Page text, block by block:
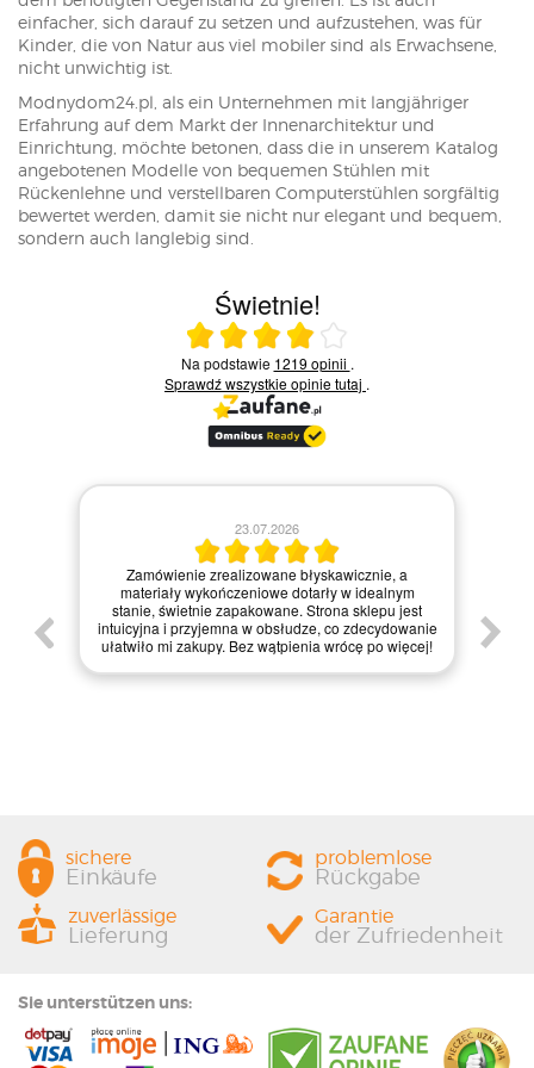
einfacher, sich darauf zu setzen und aufzustehen, was für
Kinder, die von Natur aus viel mobiler sind als Erwachsene,
nicht unwichtig ist.
Modnydom24.pl, als ein Unternehmen mit langjähriger
Erfahrung auf dem Markt der Innenarchitektur und
Einrichtung, möchte betonen, dass die in unserem Katalog
angebotenen Modelle von bequemen Stühlen mit
Rückenlehne und verstellbaren Computerstühlen sorgfältig
bewertet werden, damit sie nicht nur elegant und bequem,
sondern auch langlebig sind.
Świetnie!
Ocena średnia 4 na 5
Na podstawie 1219 opinii .
Sprawdź wszystkie opinietutaj .
zdecydowanie
po więcej!
Zamówienie było proste do zrealizowania, a strona
intuicyjna. Myślę, że mogliby trochę poprawić
szybkość dostawy, ale ogólnie jestem zadowolony z
jakości materiałów i obsługi – zasługują na mocne
cztery gwiazdki!
sichere
Einkäufe
problemlose
Rückgabe
zuverlässige
Lieferung
Garantie
der Zufriedenheit
Sie unterstützen uns: